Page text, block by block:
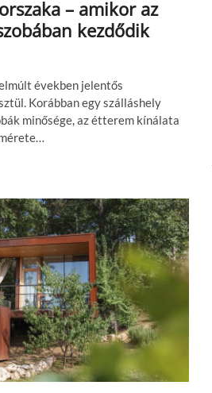
– amikor az
kezdődik
években jelentős
Korábban egy szálláshely
minősége, az étterem kínálata